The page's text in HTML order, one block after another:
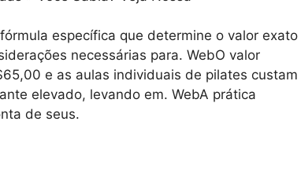
específica que determine o valor exato
necessárias para. WebO valor
e as aulas individuais de pilates custam
elevado, levando em. WebA prática
de seus.